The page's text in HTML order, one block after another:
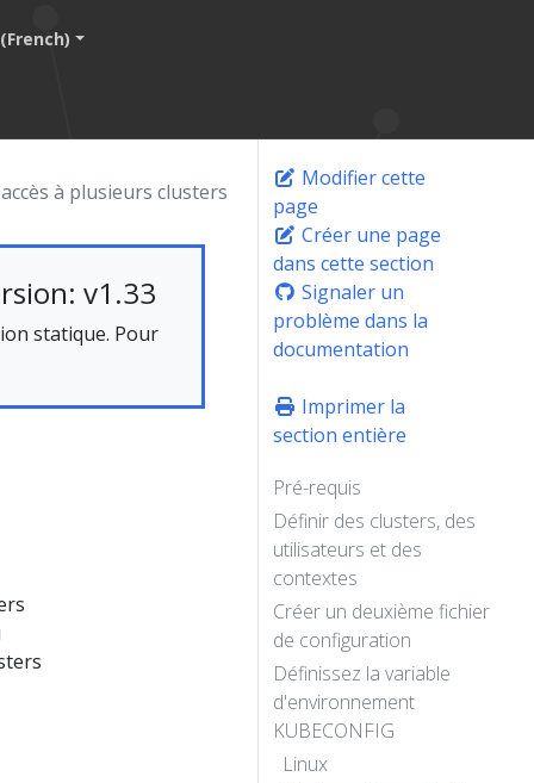
à plusieurs clusters
v1.33
statique. Pour
Modifier cette
page
Créer une page
dans cette section
Signaler un
problème dans la
documentation
Imprimer la
section entière
Pré-requis
Définir des clusters, des
utilisateurs et des
contextes
Créer un deuxième fichier
de configuration
Définissez la variable
d'environnement
KUBECONFIG
Linux